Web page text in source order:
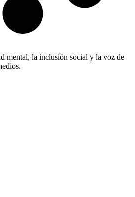
mental, la inclusión social y la voz de